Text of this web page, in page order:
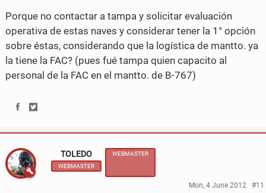
Porque no contactar a tampa y solicitar evaluación
operativa de estas naves y considerar tener la 1° opción
sobre éstas, considerando que la logística de mantto. ya
la tiene la FAC? (pues fué tampa quien capacito al
personal de la FAC en el mantto. de B-767)
h
a
r
h
a
r
TOLEDO
WEBMASTER
WEBMASTER
Mon, 4 June 2012 #11